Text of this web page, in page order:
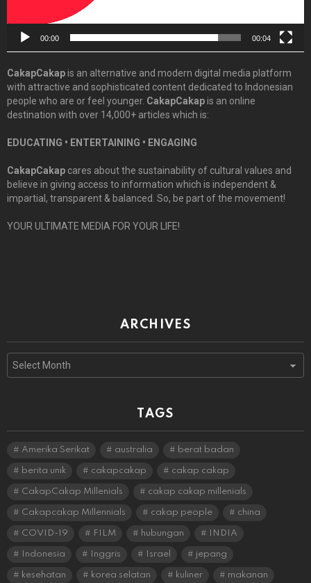
00:00 00:04
CakapCakapis an alternative and modern digital media platform
with attractive and sophisticated content dedicated to Indonesian
people who are or feel younger. CakapCakapis an online
destination with over 14,000+ articles which is:
EDUCATING • ENTERTAINING • ENGAGING
CakapCakap cares about the sustainability of cultural values and
believe in giving access to information which is independent &
impartial, transparent & balanced. So, be part of the movement!
YOUR ULTIMATE MEDIA FOR YOUR LIFE!
ARCHIVES
TAGS
Amerika Serikat australia berat badan
berita unik cakapcakap cakap cakap
CakapCakap Millenials cakap cakap millenials
Cakapcakap Millennials cakap people china
COVID-19 FILM hubungan INDIA
Indonesia Inggris Israel jepang
kesehatan korea selatan kuliner makanan